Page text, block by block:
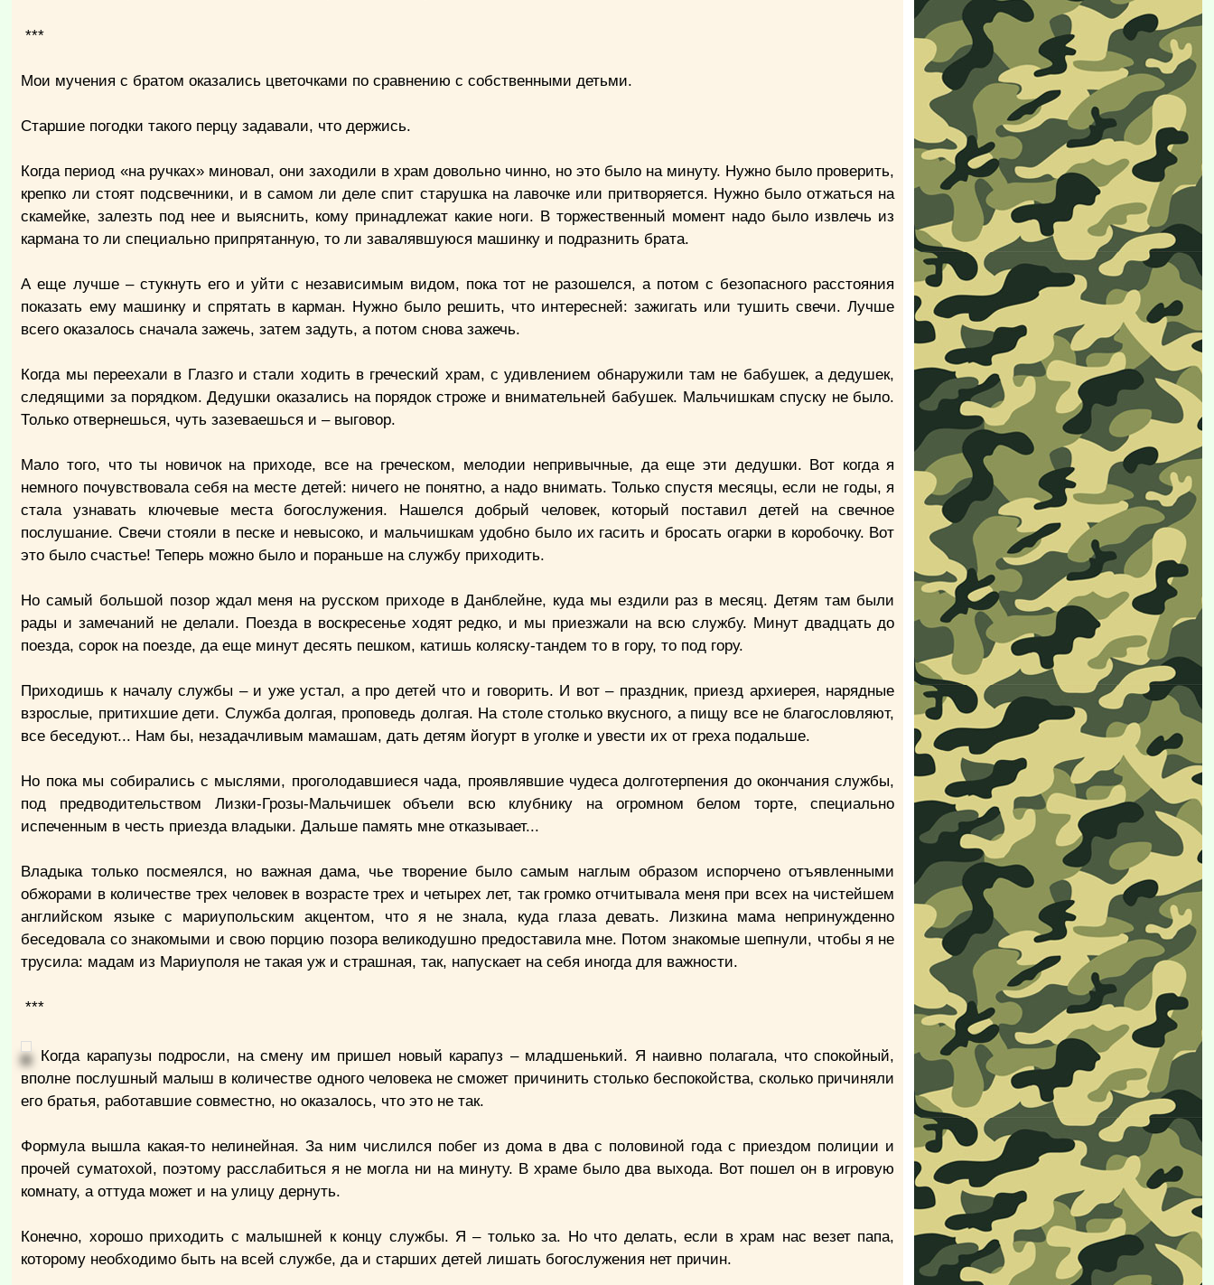
***
Мои мучения с братом оказались цветочками по сравнению с собственными детьми.
Старшие погодки такого перцу задавали, что держись.
Когда период «на ручках» миновал, они заходили в храм довольно чинно, но это было на минуту. Нужно было проверить,
крепко ли стоят подсвечники, и в самом ли деле спит старушка на лавочке или притворяется. Нужно было отжаться на
скамейке, залезть под нее и выяснить, кому принадлежат какие ноги. В торжественный момент надо было извлечь из
кармана то ли специально припрятанную, то ли завалявшуюся машинку и подразнить брата.
А еще лучше – стукнуть его и уйти с независимым видом, пока тот не разошелся, а потом с безопасного расстояния
показать ему машинку и спрятать в карман. Нужно было решить, что интересней: зажигать или тушить свечи. Лучше
всего оказалось сначала зажечь, затем задуть, а потом снова зажечь.
Когда мы переехали в Глазго и стали ходить в греческий храм, с удивлением обнаружили там не бабушек, а дедушек,
следящими за порядком. Дедушки оказались на порядок строже и внимательней бабушек. Мальчишкам спуску не было.
Только отвернешься, чуть зазеваешься и – выговор.
Мало того, что ты новичок на приходе, все на греческом, мелодии непривычные, да еще эти дедушки. Вот когда я
немного почувствовала себя на месте детей: ничего не понятно, а надо внимать. Только спустя месяцы, если не годы, я
стала узнавать ключевые места богослужения. Нашелся добрый человек, который поставил детей на свечное
послушание. Свечи стояли в песке и невысоко, и мальчишкам удобно было их гасить и бросать огарки в коробочку. Вот
это было счастье! Теперь можно было и пораньше на службу приходить.
Но самый большой позор ждал меня на русском приходе в Данблейне, куда мы ездили раз в месяц. Детям там были
рады и замечаний не делали. Поезда в воскресенье ходят редко, и мы приезжали на всю службу. Минут двадцать до
поезда, сорок на поезде, да еще минут десять пешком, катишь коляску-тандем то в гору, то под гору.
Приходишь к началу службы – и уже устал, а про детей что и говорить. И вот – праздник, приезд архиерея, нарядные
взрослые, притихшие дети. Служба долгая, проповедь долгая. На столе столько вкусного, а пищу все не благословляют,
все беседуют... Нам бы, незадачливым мамашам, дать детям йогурт в уголке и увести их от греха подальше.
Но пока мы собирались с мыслями, проголодавшиеся чада, проявлявшие чудеса долготерпения до окончания службы,
под предводительством Лизки-Грозы-Мальчишек объели всю клубнику на огромном белом торте, специально
испеченным в честь приезда владыки. Дальше память мне отказывает...
Владыка только посмеялся, но важная дама, чье творение было самым наглым образом испорчено отъявленными
обжорами в количестве трех человек в возрасте трех и четырех лет, так громко отчитывала меня при всех на чистейшем
английском языке с мариупольским акцентом, что я не знала, куда глаза девать. Лизкина мама непринужденно
беседовала со знакомыми и свою порцию позора великодушно предоставила мне. Потом знакомые шепнули, чтобы я не
трусила: мадам из Мариуполя не такая уж и страшная, так, напускает на себя иногда для важности.
***
Когда карапузы подросли, на смену им пришел новый карапуз – младшенький. Я наивно полагала, что спокойный,
вполне послушный малыш в количестве одного человека не сможет причинить столько беспокойства, сколько причиняли
его братья, работавшие совместно, но оказалось, что это не так.
Формула вышла какая-то нелинейная. За ним числился побег из дома в два с половиной года с приездом полиции и
прочей суматохой, поэтому расслабиться я не могла ни на минуту. В храме было два выхода. Вот пошел он в игровую
комнату, а оттуда может и на улицу дернуть.
Конечно, хорошо приходить с малышней к концу службы. Я – только за. Но что делать, если в храм нас везет папа,
которому необходимо быть на всей службе, да и старших детей лишать богослужения нет причин.